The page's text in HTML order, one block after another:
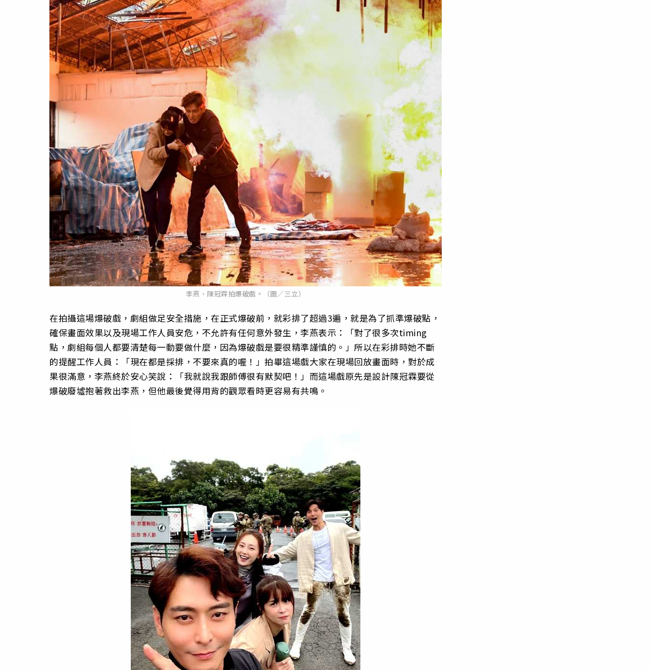
李燕、陳冠霖拍爆破戲。（圖／三立）
在拍攝這場爆破戲，劇組做足安全措施，在正式爆破前，就彩排了超過3遍，就是為了抓準爆破點，
確保畫面效果以及現場工作人員安危，不允許有任何意外發生，李燕表示：「對了很多次timing
點，劇組每個人都要清楚每一動要做什麼，因為爆破戲是要很精準謹慎的。」所以在彩排時她不斷
的提醒工作人員：「現在都是採排，不要來真的喔！」拍畢這場戲大家在現場回放畫面時，對於成
果很滿意，李燕終於安心笑說：「我就說我跟師傅很有默契吧！」而這場戲原先是設計陳冠霖要從
爆破廢墟抱著救出李燕，但他最後覺得用背的觀眾看時更容易有共鳴。